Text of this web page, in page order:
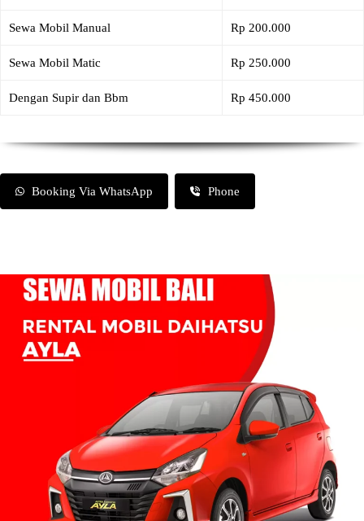
Sewa Mobil Manual Rp 200.000
Sewa Mobil Matic Rp 250.000
Dengan Supir dan Bbm Rp 450.000
Booking Via WhatsApp Phone